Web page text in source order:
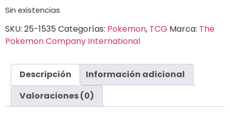
Sin existencias
SKU: 25-1535 Categorías: Pokemon, TCG Marca: The
Pokemon Company International
Descripción
Información adicional
Valoraciones (0)